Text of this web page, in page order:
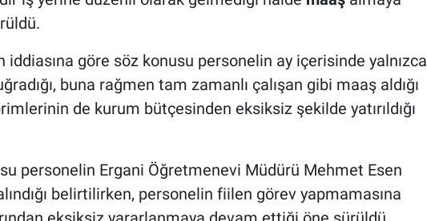
iddiasına göre söz konusu personelin ay içerisinde yalnızca
buna rağmen tam zamanlı çalışan gibi maaş aldığı
de kurum bütçesinden eksiksiz şekilde yatırıldığı
personelin Ergani Öğretmenevi Müdürü Mehmet Esen
belirtilirken, personelin fiilen görev yapmamasına